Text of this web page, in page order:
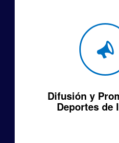
Difusión y
Deportes de